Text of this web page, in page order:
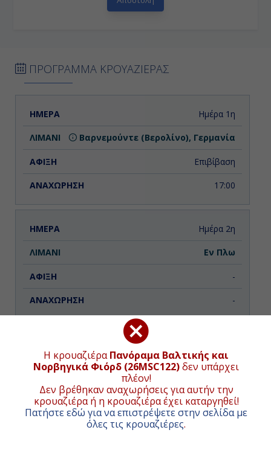
Η κρουαζιέραΠανόραμα Βαλτικής και
Νορβηγικά Φιόρδ (26MSC122)δεν υπάρχει
πλέον!
Δεν βρέθηκαν αναχωρήσεις για αυτήν την
κρουαζιέρα ή η κρουαζιέρα έχει καταργηθεί!
Πατήστε εδώ για να επιστρέψετε στην σελίδα με
όλες τις κρουαζιέρες.
ΠΡΟΓΡΑΜΜΑ ΚΡΟΥΑΖΙΕΡΑΣ
ΗΜΕΡΑ ΑΝΑΧΩΡΗΣΗ
Ημέρα 1η
Βαρνεμούντε (Βερολίνο), Γερμανία
Επιβίβαση
17:00
Ημέρα 2η
Εν Πλω
-
-
Κρίστιανσαντ, Νορβηγία
07:00
15:00
ΧΑΡΤΗΣ ΚΡΟΥΑΖΙΕΡΑΣ
Συνολική απόσταση κρουαζιέρας:2990ναυτικά μίλια
(5538χλμ.)